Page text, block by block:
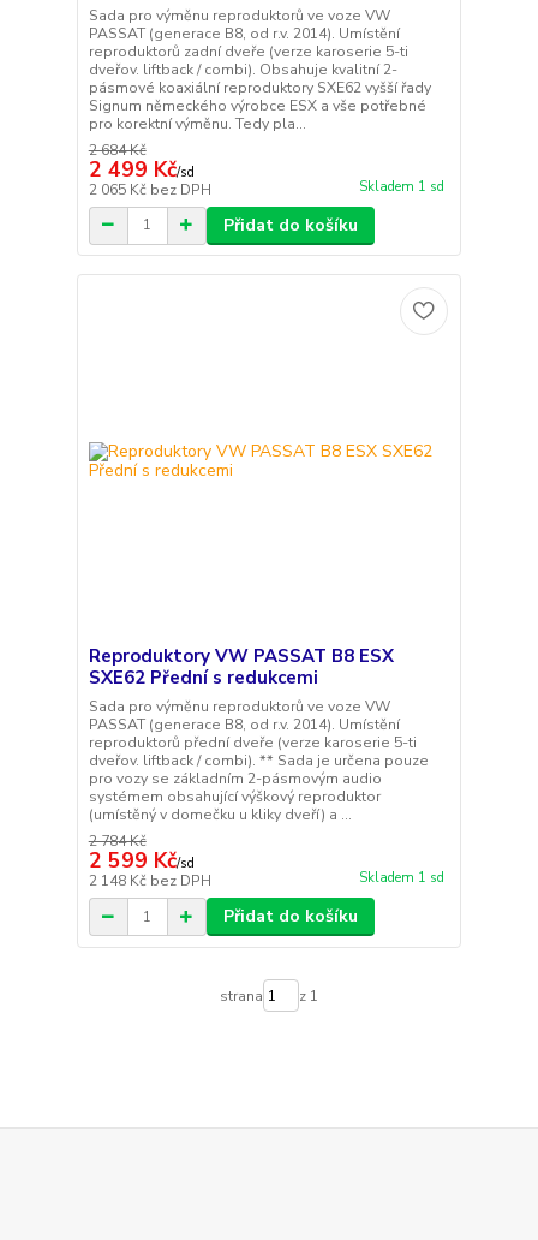
Sada pro výměnu reproduktorů ve voze VW
PASSAT (generace B8, od r.v. 2014). Umístění
reproduktorů zadní dveře (verze karoserie 5-ti
dveřov. liftback / combi). Obsahuje kvalitní 2-
pásmové koaxiální reproduktory SXE62 vyšší řady
Signum německého výrobce ESX a vše potřebné
pro korektní výměnu. Tedy pla...
2 684 Kč
2 499 Kč/sd
2 065 Kč bez DPH Skladem 1 sd
Přidat do košíku
Reproduktory VW PASSAT B8 ESX
SXE62 Přední s redukcemi
Sada pro výměnu reproduktorů ve voze VW
PASSAT (generace B8, od r.v. 2014). Umístění
reproduktorů přední dveře (verze karoserie 5-ti
dveřov. liftback / combi). ** Sada je určena pouze
pro vozy se základním 2-pásmovým audio
systémem obsahující výškový reproduktor
(umístěný v domečku u kliky dveří) a ...
2 784 Kč
2 599 Kč/sd
2 148 Kč bez DPH Skladem 1 sd
Přidat do košíku
strana z 1